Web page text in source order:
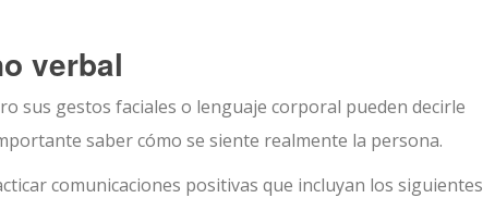
verbal
sus gestos faciales o lenguaje corporal pueden decirle
saber cómo se siente realmente la persona.
comunicaciones positivas que incluyan los siguientes